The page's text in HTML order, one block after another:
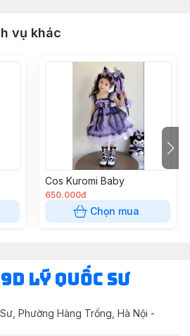
vụ khác
Cos Kuromi Baby
650.000đ
Chọn mua
Lý Quốc Sư
Phường Hàng Trống, Hà Nội -